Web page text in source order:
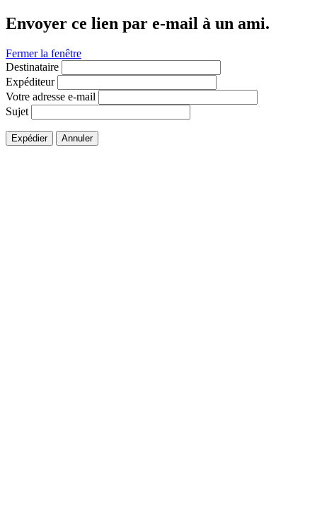
Envoyer ce lien par e-mail à un ami.
Fermer la fenêtre
Destinataire
Expéditeur
Votre adresse e-mail
Sujet
Expédier Annuler